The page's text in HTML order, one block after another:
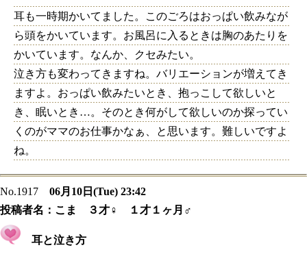
耳も一時期かいてました。このごろはおっぱい飲みなが
ら頭をかいています。お風呂に入るときは胸のあたりを
かいています。なんか、クセみたい。
泣き方も変わってきますね。バリエーションが増えてき
ますよ。おっぱい飲みたいとき、抱っこして欲しいと
き、眠いとき…。そのとき何がして欲しいのか探ってい
くのがママのお仕事かなぁ、と思います。難しいですよ
ね。
No.1917
06月10日(Tue) 23:42
投稿者名： こま ３才♀ １才１ヶ月♂
耳と泣き方